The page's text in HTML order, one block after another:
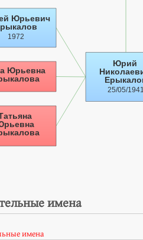
имена
имена